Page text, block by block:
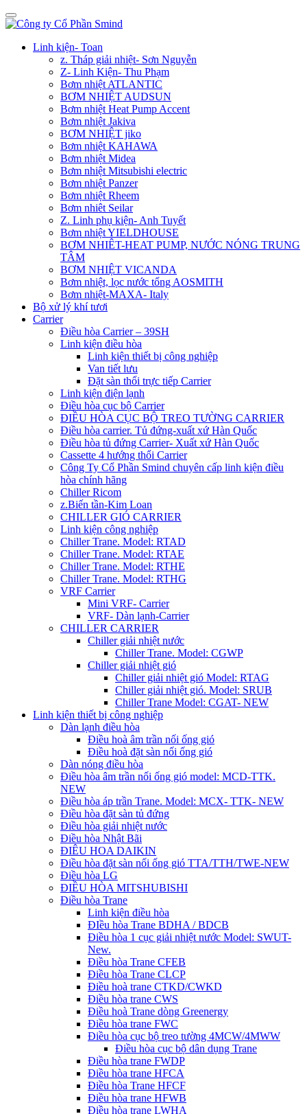
Linh kiện- Toan
z. Tháp giải nhiệt- Sơn Nguyễn
Z- Linh Kiện- Thu Phạm
Bơm nhiệt ATLANTIC
BƠM NHIỆT AUDSUN
Bơm nhiệt Heat Pump Accent
Bơm nhiệt Jakiva
BƠM NHIỆT jiko
Bơm nhiệt KAHAWA
Bơm nhiệt Midea
Bơm nhiệt Mitsubishi electric
Bơm nhiệt Panzer
Bơm nhiệt Rheem
Bơm nhiêt Seilar
Z. Linh phụ kiện- Anh Tuyết
Bơm nhiệt YIELDHOUSE
BƠM NHIÊT-HEAT PUMP, NƯỚC NÓNG TRUNG
TÂM
BƠM NHIỆT VICANDA
Bơm nhiệt, lọc nước tổng AOSMITH
Bơm nhiệt-MAXA- Italy
Bộ xử lý khí tươi
Carrier
Điều hòa Carrier – 39SH
Linh kiện điều hòa
Linh kiện thiết bị công nghiệp
Van tiết lưu
Đặt sàn thổi trực tiếp Carrier
Linh kiện điện lạnh
Điều hòa cục bộ Carrier
ĐIỀU HÒA CỤC BỘ TREO TƯỜNG CARRIER
Điều hòa carrier. Tủ đứng-xuất xứ Hàn Quốc
Điều hòa tủ đứng Carrier- Xuất xứ Hàn Quốc
Cassette 4 hướng thổi Carrier
Công Ty Cổ Phần Smind chuyên cấp linh kiện điều
hòa chính hãng
Chiller Ricom
z.Biến tần-Kim Loan
CHILLER GIÓ CARRIER
Linh kiện công nghiệp
Chiller Trane. Model: RTAD
Chiller Trane. Model: RTAE
Chiller Trane. Model: RTHE
Chiller Trane. Model: RTHG
VRF Carrier
Mini VRF- Carrier
VRF- Dàn lạnh-Carrier
CHILLER CARRIER
Chiller giải nhiệt nước
Chiller Trane. Model: CGWP
Chiller giải nhiệt gió
Chiller giải nhiệt gió Model: RTAG
Chiller giải nhiệt gió. Model: SRUB
Chiller Trane Model: CGAT- NEW
Linh kiện thiết bị công nghiệp
Dàn lạnh điều hòa
Điều hoà âm trần nối ống gió
Điều hoà đặt sàn nối ống gió
Dàn nóng điều hòa
Điều hòa âm trần nối ống gió model: MCD-TTK.
NEW
Điều hòa áp trần Trane. Model: MCX- TTK- NEW
Điều hòa đặt sàn tủ đứng
Điều hòa giải nhiệt nước
Điều hòa Nhật Bãi
ĐIÊU HOA DAIKIN
Điều hòa đặt sàn nối ống gió TTA/TTH/TWE-NEW
Điều hòa LG
ĐIỀU HÒA MITSHUBISHI
Điều hòa Trane
Linh kiện điều hòa
ĐIều hòa Trane BDHA / BDCB
Điều hòa 1 cục giải nhiệt nước Model: SWUT-
New.
Điều hòa Trane CFEB
Điều hòa Trane CLCP
Điều hoà trane CTKD/CWKD
Điều hòa trane CWS
Điều hoà Trane dòng Greenergy
Điều hòa trane FWC
Điều hòa cục bộ treo tường 4MCW/4MWW
Điều hòa cục bộ dân dụng Trane
Điều hòa trane FWDP
Điều hòa trane HFCA
Điều hòa Trane HFCF
Điều hòa trane HFWB
Điều hòa trane LWHA